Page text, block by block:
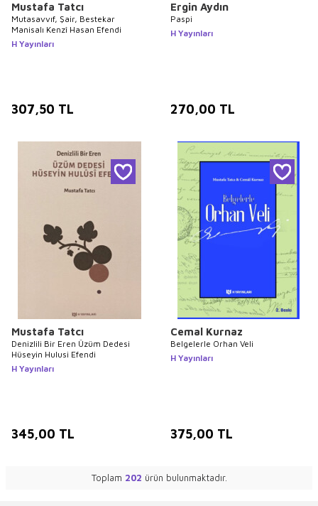
Mustafa Tatcı
Mutasavvıf, Şair, Bestekar
Manisalı Kenzî Hasan Efendi
H Yayınları
307,50 TL
Ergin Aydın
Paspi
H Yayınları
270,00 TL
Mustafa Tatcı
Denizlili Bir Eren Üzüm Dedesi
Hüseyin Hulusi Efendi
H Yayınları
345,00 TL
Cemal Kurnaz
Belgelerle Orhan Veli
H Yayınları
375,00 TL
Toplam 202 ürün bulunmaktadır.